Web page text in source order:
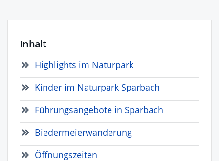
Inhalt
Highlights im Naturpark
Kinder im Naturpark Sparbach
Führungsangebote in Sparbach
Biedermeierwanderung
Öffnungszeiten